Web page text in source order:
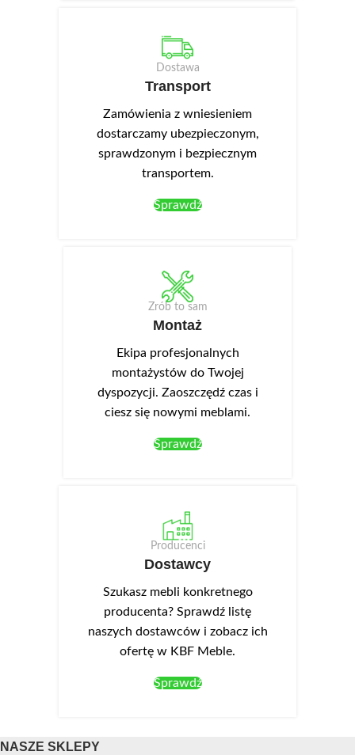
Dostawa
Transport
Zamówienia z wniesieniem
dostarczamy ubezpieczonym,
sprawdzonym i bezpiecznym
transportem.
Sprawdź
Zrób to sam
Montaż
Ekipa profesjonalnych
montażystów do Twojej
dyspozycji. Zaoszczędź czas i
ciesz się nowymi meblami.
Sprawdź
Producenci
Dostawcy
Szukasz mebli konkretnego
producenta? Sprawdź listę
naszych dostawców i zobacz ich
ofertę w KBF Meble.
Sprawdź
NASZE SKLEPY